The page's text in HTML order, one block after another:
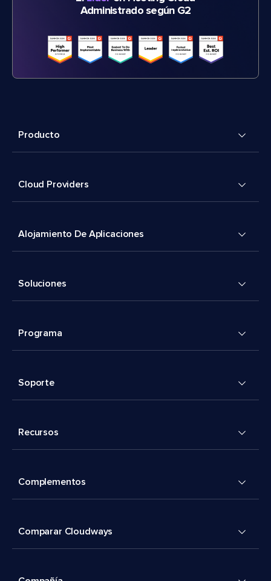
Administrado según G2
Producto
Cloud Providers
Alojamiento De Aplicaciones
Soluciones
Programa
Soporte
Recursos
Complementos
Comparar Cloudways